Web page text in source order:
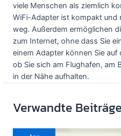
viele Menschen als ziemlich
WiFi-Adapter ist kompakt und
weg. Außerdem ermöglichen
zum Internet, ohne dass Sie
einem Adapter können Sie
ob Sie sich am Flughafen, am
in der Nähe aufhalten.
Verwandte Beiträge